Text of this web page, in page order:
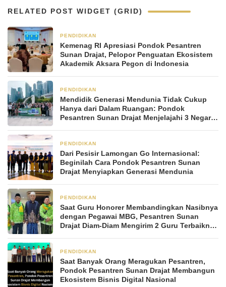
RELATED POST WIDGET (GRID)
PENDIDIKAN
Kemenag RI Apresiasi Pondok Pesantren
Sunan Drajat, Pelopor Penguatan Ekosistem
Akademik Aksara Pegon di Indonesia
PENDIDIKAN
Mendidik Generasi Mendunia Tidak Cukup
Hanya dari Dalam Ruangan: Pondok
Pesantren Sunan Drajat Menjelajahi 3 Negara
PENDIDIKAN
Dari Pesisir Lamongan Go Internasional:
Beginilah Cara Pondok Pesantren Sunan
Drajat Menyiapkan Generasi Mendunia
PENDIDIKAN
Saat Guru Honorer Membandingkan Nasibnya
dengan Pegawai MBG, Pesantren Sunan
Drajat Diam-Diam Mengirim 2 Guru Terbaiknya
PENDIDIKAN
Saat Banyak Orang Meragukan Pesantren,
Pondok Pesantren Sunan Drajat Membangun
Ekosistem Bisnis Digital Nasional